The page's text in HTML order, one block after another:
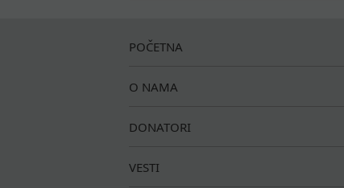
POČETNA
O NAMA
DONATORI
VESTI